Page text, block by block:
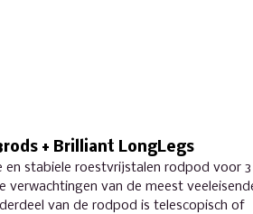
+ Brilliant LongLegs
en stabiele roestvrijstalen rodpod voor 3
verwachtingen van de meest
van de rodpod is telescopisch of